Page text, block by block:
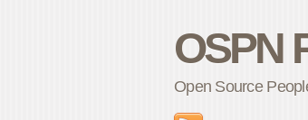
OSPN
Open Source